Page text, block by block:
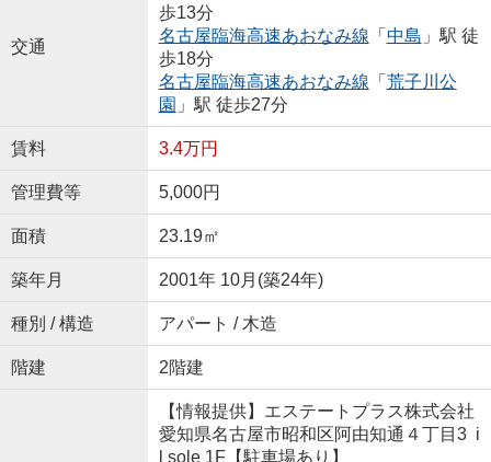
交通
歩13分
名古屋臨海高速あおなみ線 「 中島 」駅 徒
歩18分
名古屋臨海高速あおなみ線 「 荒子川公
園 」駅 徒歩27分
賃料 3.4万円
管理費等 5,000円
面積 23.19㎡
築年月 2001年 10月(築24年)
種別 / 構造 アパート / 木造
階建 2階建
【情報提供】エステートプラス株式会社
愛知県名古屋市昭和区阿由知通４丁目3 i
l sole 1F【駐車場あり】